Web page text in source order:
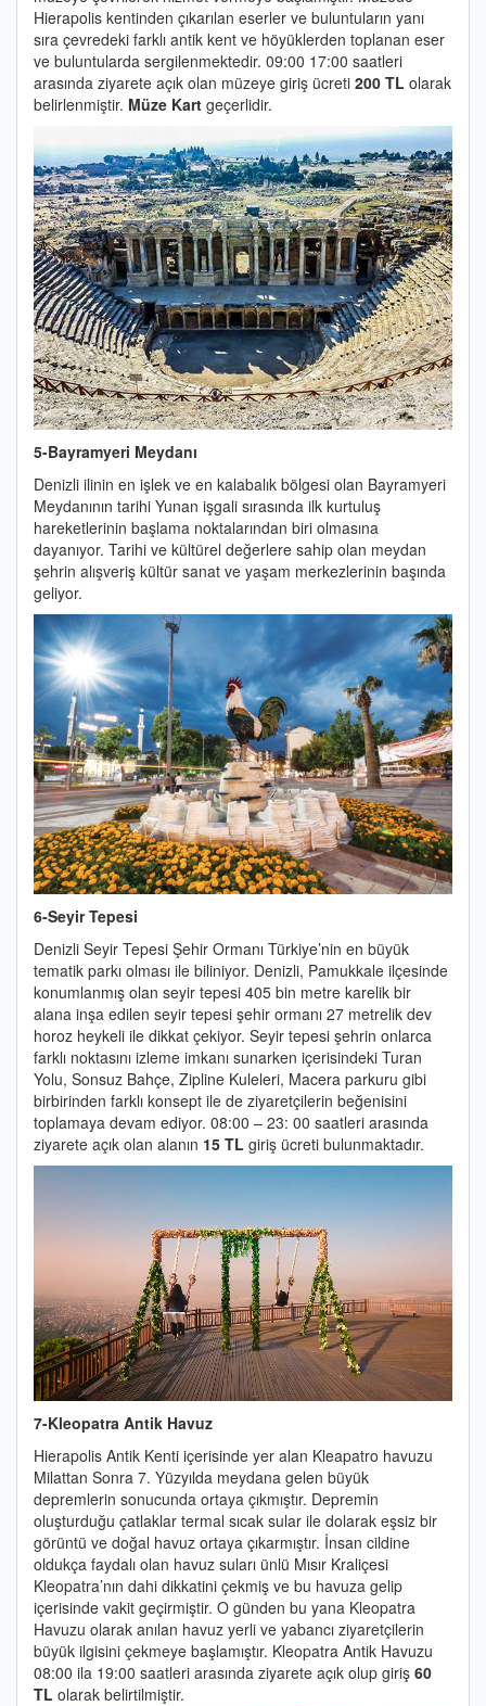
Hierapolis kentinden çıkarılan eserler ve buluntuların yanı
sıra çevredeki farklı antik kent ve höyüklerden toplanan eser
ve buluntularda sergilenmektedir. 09:00 17:00 saatleri
arasında ziyarete açık olan müzeye giriş ücreti 200 TL olarak
belirlenmiştir. Müze Kart geçerlidir.
5-Bayramyeri Meydanı
Denizli ilinin en işlek ve en kalabalık bölgesi olan Bayramyeri
Meydanının tarihi Yunan işgali sırasında ilk kurtuluş
hareketlerinin başlama noktalarından biri olmasına
dayanıyor. Tarihi ve kültürel değerlere sahip olan meydan
şehrin alışveriş kültür sanat ve yaşam merkezlerinin başında
geliyor.
6-Seyir Tepesi
Denizli Seyir Tepesi Şehir Ormanı Türkiye’nin en büyük
tematik parkı olması ile biliniyor. Denizli, Pamukkale ilçesinde
konumlanmış olan seyir tepesi 405 bin metre karelik bir
alana inşa edilen seyir tepesi şehir ormanı 27 metrelik dev
horoz heykeli ile dikkat çekiyor. Seyir tepesi şehrin onlarca
farklı noktasını izleme imkanı sunarken içerisindeki Turan
Yolu, Sonsuz Bahçe, Zipline Kuleleri, Macera parkuru gibi
birbirinden farklı konsept ile de ziyaretçilerin beğenisini
toplamaya devam ediyor. 08:00 – 23: 00 saatleri arasında
ziyarete açık olan alanın 15 TL giriş ücreti bulunmaktadır.
7-Kleopatra Antik Havuz
Hierapolis Antik Kenti içerisinde yer alan Kleapatro havuzu
Milattan Sonra 7. Yüzyılda meydana gelen büyük
depremlerin sonucunda ortaya çıkmıştır. Depremin
oluşturduğu çatlaklar termal sıcak sular ile dolarak eşsiz bir
görüntü ve doğal havuz ortaya çıkarmıştır. İnsan cildine
oldukça faydalı olan havuz suları ünlü Mısır Kraliçesi
Kleopatra’nın dahi dikkatini çekmiş ve bu havuza gelip
içerisinde vakit geçirmiştir. O günden bu yana Kleopatra
Havuzu olarak anılan havuz yerli ve yabancı ziyaretçilerin
büyük ilgisini çekmeye başlamıştır. Kleopatra Antik Havuzu
08:00 ila 19:00 saatleri arasında ziyarete açık olup giriş 60
TL olarak belirtilmiştir.